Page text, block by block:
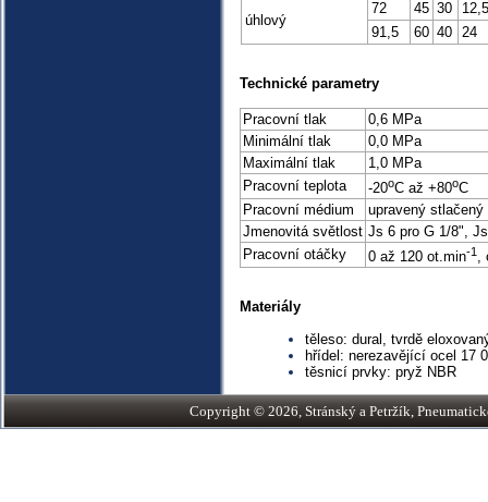
úhlový
72 45 30
12,5
91,5
60 40 24
Technické parametry
Pracovní tlak
0,6 MPa
Minimální tlak
0,0 MPa
Maximální tlak
1,0 MPa
Pracovní teplota
-20oC až +80oC
Pracovní médium
upravený stlačený
Jmenovitá světlost Js 6 pro G 1/8",
Pracovní otáčky
0 až 120 ot.min-1 ,
Materiály
těleso: dural, tvrdě
hřídel: nerezavějící ocel 17
těsnicí prvky: pryž NBR
Copyright © 2026, Stránský a Petržík,